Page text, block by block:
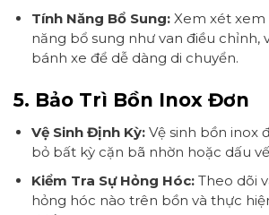
Tính Năng Bổ Sung:Xem xét xem
năng bổ sung như van điều chỉnh,
bánh xe để dễ dàng di chuyển.
5. Bảo Trì Bồn Inox Đơn
Vệ Sinh Định Kỳ:Vệ sinh bồn inox
bỏ bất kỳ cặn bã nhờn hoặc dấu
Kiểm Tra Sự Hỏng Hóc:Theo dõi
hỏng hóc nào trên bồn và thực